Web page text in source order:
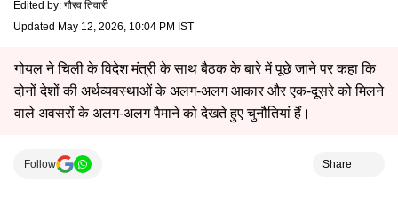
Edited by: गौरव तिवारी
Updated May 12, 2026, 10:04 PM IST
गोयल ने चिली के विदेश मंत्री के साथ बैठक के बारे में पूछे जाने पर कहा कि
दोनों देशों की अर्थव्यवस्थाओं के अलग-अलग आकार और एक-दूसरे को मिलने
वाले अवसरों के अलग-अलग पैमाने को देखते हुए चुनौतियां हैं।
Follow Share